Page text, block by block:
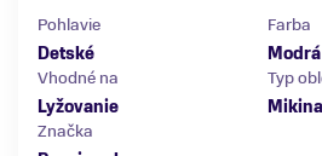
Pohlavie
Detské
Farba
Modrá
Vhodné na
Lyžovanie
Typ
Mikina
Značka